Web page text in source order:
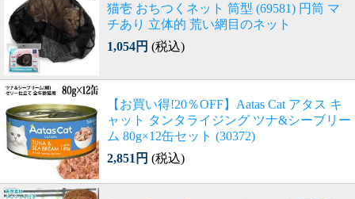
猫壱 おちつくネット 筒型 (69581) 円筒 マ
チあり 立体的 荒い網目のネット
1,054円 (税込)
【お買い得!20％OFF】Aatas Cat アタス キ
ャット タンタライジング ツナ&シーブリー
ム 80g×12缶セット (30372)
2,851円 (税込)